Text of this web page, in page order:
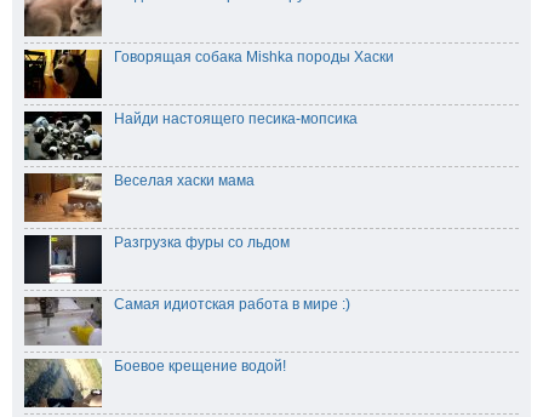
Говорящая собака Mishka породы Хаски
Найди настоящего песика-мопсика
Веселая хаски мама
Разгрузка фуры со льдом
Самая идиотская работа в мире :)
Боевое крещение водой!